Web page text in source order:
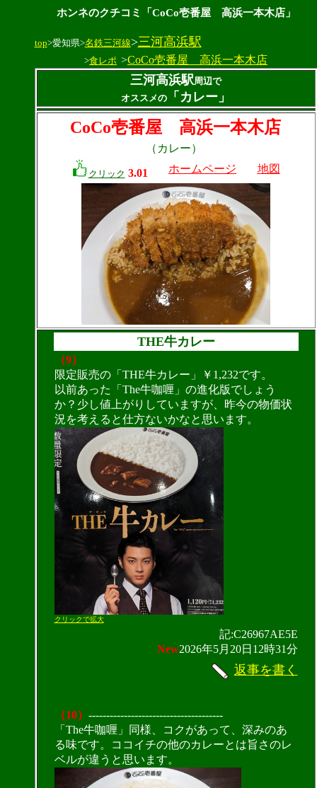
ホンネのクチコミ「CoCo壱番屋 高浜一本木店」
top>愛知県>名鉄三河線>三河高浜駅
>食レポ >CoCo壱番屋 高浜一本木店
三河高浜駅周辺で
オススメの
「カレー」
CoCo壱番屋 高浜一本木店
（カレー）
クリック 3.01 ホームページ 地図
THE牛カレー
（9）
限定販売の「THE牛カレー」￥1,232です。
以前あった「The牛咖喱」の進化版でしょう
か？少し値上がりしていますが、昨今の物価状
況を考えると仕方ないかなと思います。
クリックで拡大
記:C26967AE5E
New2026年5月20日12時31分
返事を書く
（10） --------------------------------------
「The牛咖喱」同様、コクがあって、深みのあ
る味です。ココイチの他のカレーとは旨さのレ
ベルが違うと思います。